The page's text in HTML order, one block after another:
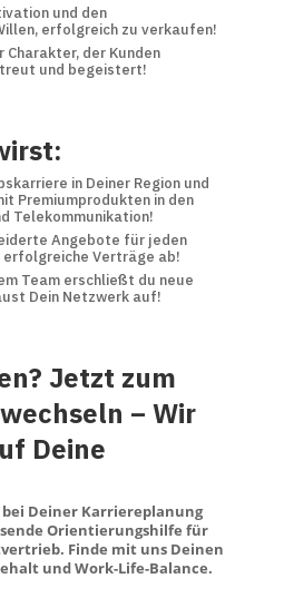
und den
erfolgreich zu verkaufen!
der Kunden
und begeistert!
in Deiner Region und
Premiumprodukten in den
Telekommunikation!
Angebote für jeden
erfolgreiche Verträge ab!
Team erschließt du neue
Dein Netzwerk auf!
Jetzt zum
– Wir
Deine
Deiner Karriereplanung
Orientierungshilfe für
Finde mit uns Deinen
und Work-Life-Balance.